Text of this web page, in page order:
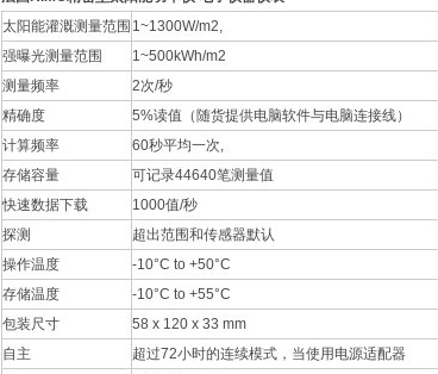
太阳能灌溉测量范围 1~1300W/m2,
强曝光测量范围
1~500kWh/m2
测量频率
2次/秒
精确度
5%读值（随货提供电脑软件与电脑连接线）
计算频率
60秒平均一次,
存储容量
可记录44640笔测量值
快速数据下载
1000值/秒
探测
超出范围和传感器默认
操作温度
-10°C to +50°C
存储温度
-10°C to +55°C
包装尺寸
58 x 120 x 33 mm
自主
超过72小时的连续模式，当使用电源适配器